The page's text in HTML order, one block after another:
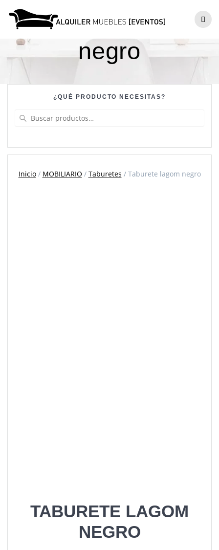
content
Taburete lagom
negro
¿QUÉ PRODUCTO NECESITAS?
Inicio/ MOBILIARIO / Taburetes / Taburete lagom negro
TABURETE LAGOM
NEGRO